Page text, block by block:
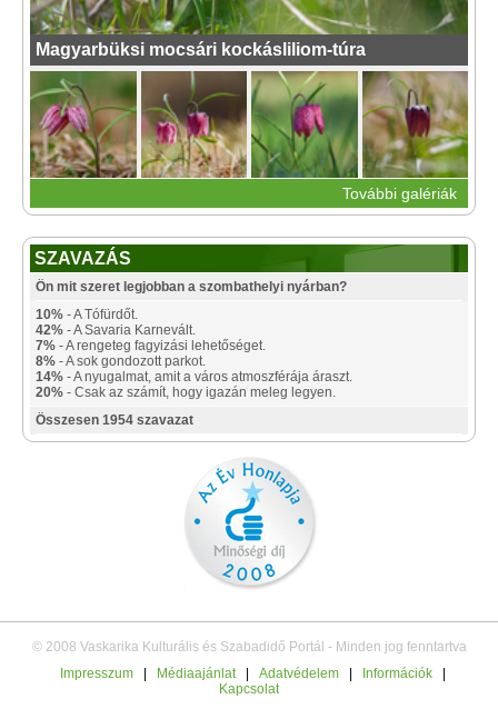
Magyarbüksi mocsári kockásliliom-túra
További galériák
SZAVAZÁS
Ön mit szeret legjobban a szombathelyi nyárban?
10% - A Tófürdőt.
42% - A Savaria Karnevált.
7% - A rengeteg fagyizási lehetőséget.
8% - A sok gondozott parkot.
14% - A nyugalmat, amit a város atmoszférája áraszt.
20% - Csak az számít, hogy igazán meleg legyen.
Összesen 1954 szavazat
© 2008 Vaskarika Kulturális és Szabadidő Portál - Minden jog fenntartva
Impresszum
Médiaajánlat Adatvédelem Információk
Kapcsolat